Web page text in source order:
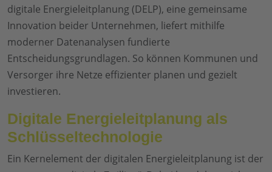
digitale Energieleitplanung (DELP), eine gemeinsame
Innovation beider Unternehmen, liefert mithilfe
moderner Datenanalysen fundierte
Entscheidungsgrundlagen. So können Kommunen und
Versorger ihre Netze effizienter planen und gezielt
investieren.
Digitale Energieleitplanung als
Schlüsseltechnologie
Ein Kernelement der digitalen Energieleitplanung ist der